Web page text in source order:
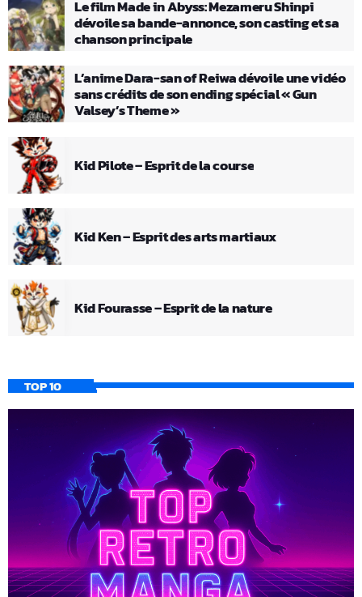
Le film Made in Abyss: Mezameru Shinpi
dévoile sa bande-annonce, son casting et sa
chanson principale
L’anime Dara-san of Reiwa dévoile une vidéo
sans crédits de son ending spécial « Gun
Valsey’s Theme »
Kid Pilote – Esprit de la course
Kid Ken – Esprit des arts martiaux
Kid Fourasse – Esprit de la nature
TOP 10